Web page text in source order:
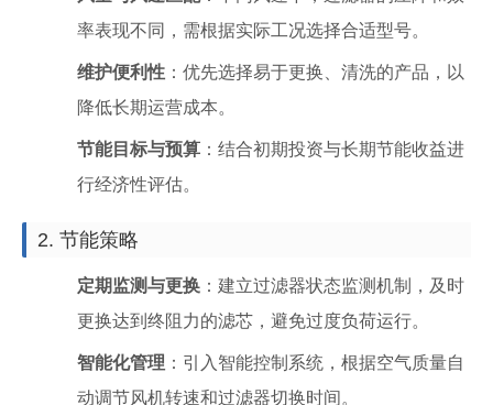
率表现不同，需根据实际工况选择合适型号。
维护便利性 ：优先选择易于更换、清洗的产品，以
降低长期运营成本。
节能目标与预算 ：结合初期投资与长期节能收益进
行经济性评估。
2. 节能策略
定期监测与更换 ：建立过滤器状态监测机制，及时
更换达到终阻力的滤芯，避免过度负荷运行。
智能化管理 ：引入智能控制系统，根据空气质量自
动调节风机转速和过滤器切换时间。